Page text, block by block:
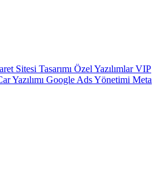
Sitesi Tasarımı Özel YazılımlarVIP
Yazılımı Google Ads Yönetimi Meta